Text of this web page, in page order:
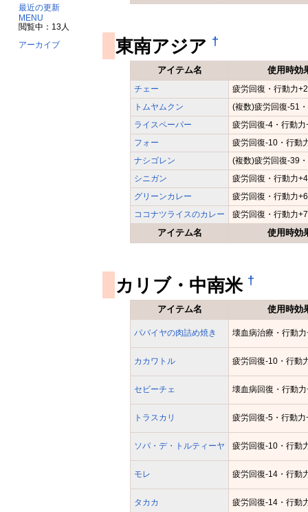
最近の更新
MENU
閲覧中：13人
アーカイブ 東南アジア †
アイテム名 使用時効
アイテム名 使用時効
チェー
疲労回復・行動力
トムヤムクン
(複数)疲労回復-51
ライスペーパー
疲労回復-4・行動
フォー
疲労回復-10・行動
ナシゴレン
(複数)疲労回復-39
シニガン
疲労回復・行動力
グリーンカレー
疲労回復・行動力
ココナツライスのカレー
疲労回復・行動力
カリブ・中南米 †
アイテム名 使用時効
パパイヤの肉詰め焼き 壊血病治療・行動
カカワトル 疲労回復-10・行動
セビーチェ 壊血病回復・行動
トラスカリ 疲労回復-5・行動
ソパ・デ・トルティーヤ 疲労回復-10・行動
モレ 疲労回復-14・行動
タカカ 疲労回復-14・行動